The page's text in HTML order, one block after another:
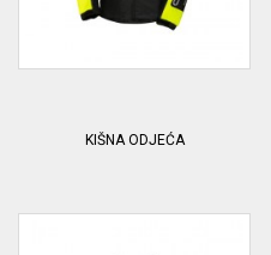
KIŠNA ODJEĆA